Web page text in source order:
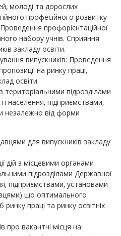
молоді та дорослих
професійного розвитку
профорієнтаційної
набору учнів. Сприяння
закладу освіти.
випускників: Проведення
на ринку праці,
освіти.
територіальними підрозділами
населення, підприємствами,
незалежно від форми
для випускників закладу
дій з місцевими органами
підрозділами Державної
підприємствами, установами
що оптимального
праці та ринку освітніх
про вакантні місця на